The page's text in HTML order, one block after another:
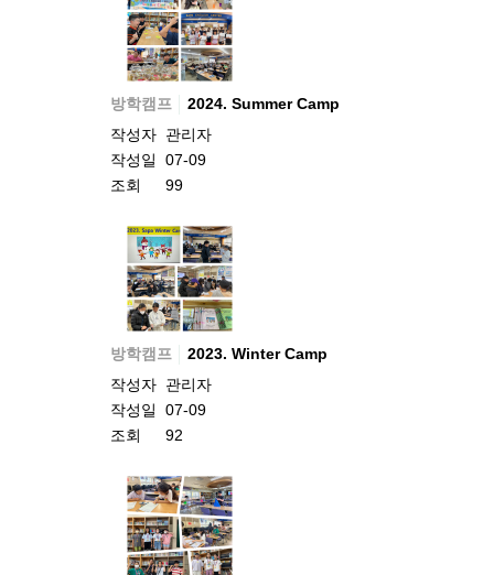
방학캠프
2024. Summer Camp
작성자 관리자
작성일
07-09
조회
99
방학캠프
2023. Winter Camp
작성자 관리자
작성일
07-09
조회
92